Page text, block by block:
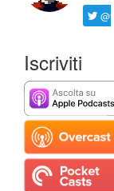
Iscriviti